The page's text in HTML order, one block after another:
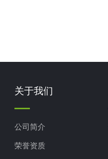
关于我们
公司简介
荣誉资质